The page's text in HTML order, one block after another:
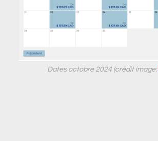
Dates octobre 2024 (crédit image: